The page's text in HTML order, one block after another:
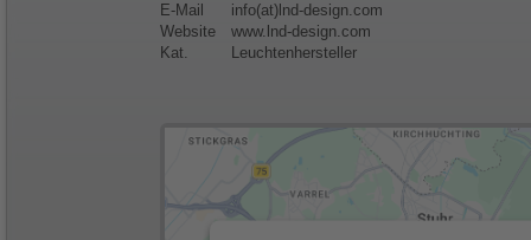
E-Mail
info(at)lnd-design.com
Website
www.lnd-design.com
Kat.
Leuchtenhersteller